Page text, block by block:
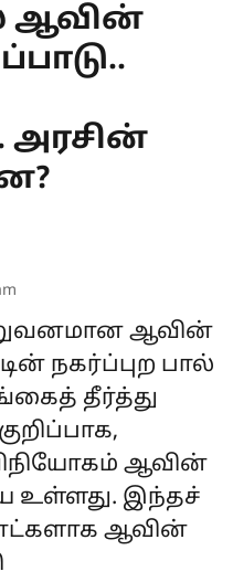
ஆவின்
அரசின்
ஆவின்
நகர்ப்புற பால்
தீர்த்து
ஆவின்
உள்ளது. இந்தச்
ஆவின்